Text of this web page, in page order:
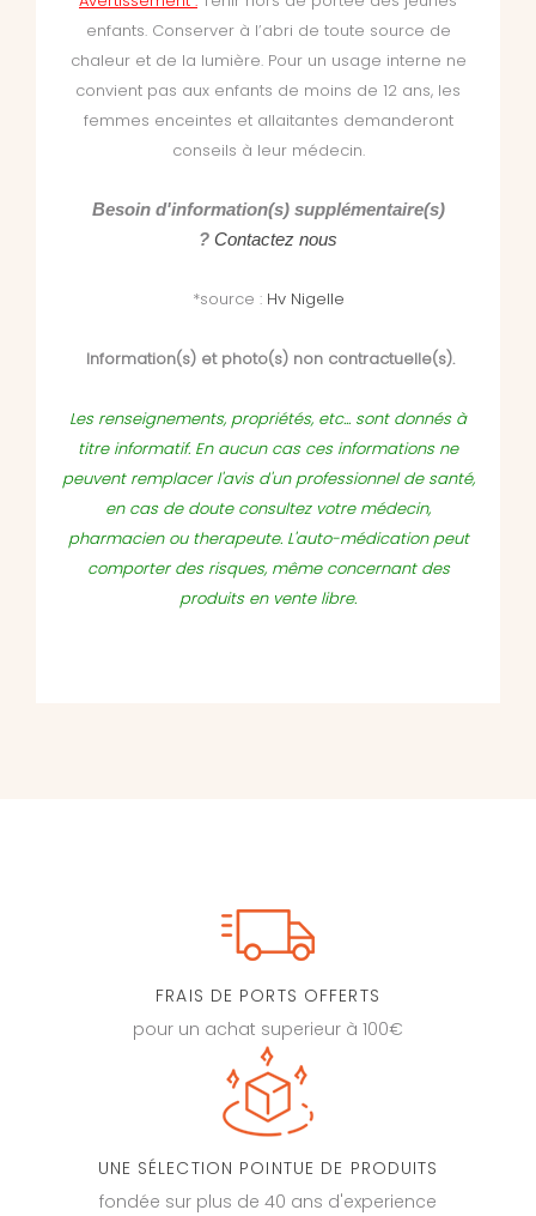
enfants. Conserver à l’abri de toute source de
chaleur et de la lumière.Pour un usage interne ne
convient pas aux enfants de moins de 12 ans, les
femmes enceintes et allaitantes demanderont
conseils à leur médecin.
Besoin d'information(s) supplémentaire(s)
? Contactez nous
*source : Hv Nigelle
Information(s) et photo(s) non contractuelle(s).
Les renseignements, propriétés, etc... sont donnés à
titre informatif. En aucun cas ces informations ne
peuvent remplacer l'avis d'un professionnel de santé,
en cas de doute consultez votre médecin,
pharmacien ou therapeute. L'auto-médication peut
comporter des risques, même concernant des
produits en vente libre.
FRAIS DE PORTS OFFERTS
pour un achat superieur à 100€
UNE SÉLECTION POINTUE DE PRODUITS
fondée sur plus de 40 ans d'experience